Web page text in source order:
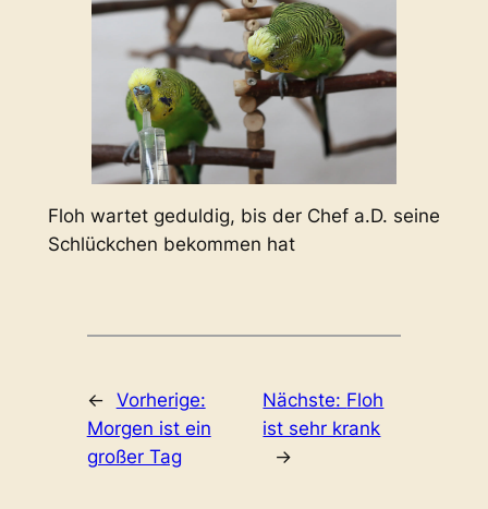
Floh wartet geduldig, bis der Chef a.D. seine
Schlückchen bekommen hat
← Vorherige:
Morgen ist ein
großer Tag
Nächste: Floh
ist sehr krank
→